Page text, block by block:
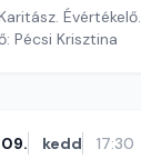
Évértékelő.
Pécsi Krisztina
kedd 17:30